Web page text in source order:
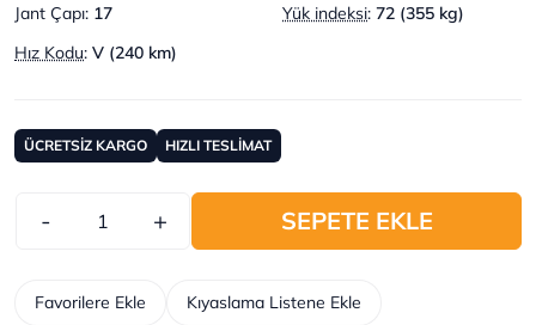
Jant Çapı: 17 Yük indeksi: 72 (355 kg)
Hız Kodu: V (240 km)
ÜCRETSİZ KARGO HIZLI TESLİMAT
- + SEPETE EKLE
Kıyaslama Listene Ekle
Favorilere Ekle